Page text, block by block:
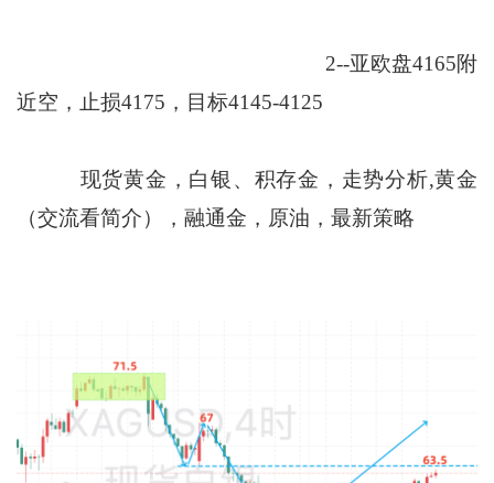
2--亚欧盘4165附
近空，止损4175，目标4145-4125
现货黄金，白银、积存金，走势分析,黄金
（交流看简介），融通金，原油，最新策略